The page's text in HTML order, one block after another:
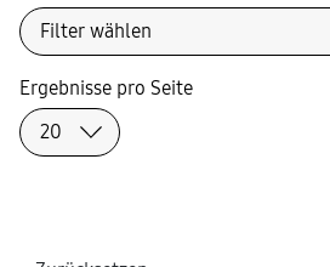
Ergebnisse pro Seite